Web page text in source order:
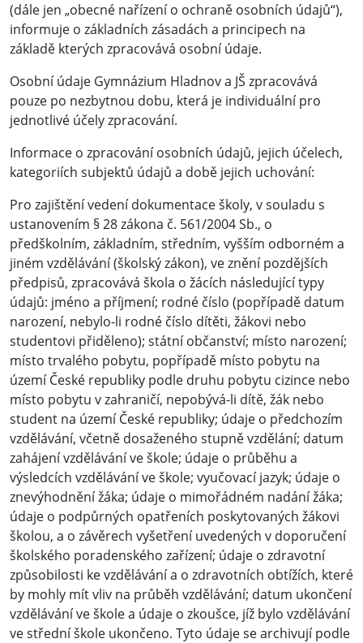
(dále jen „obecné nařízení o ochraně osobních údajů“),
informuje o základních zásadách a principech na
základě kterých zpracovává osobní údaje.
Osobní údaje Gymnázium Hladnov a JŠ zpracovává
pouze po nezbytnou dobu, která je individuální pro
jednotlivé účely zpracování.
Informace o zpracování osobních údajů, jejich účelech,
kategoriích subjektů údajů a době jejich uchování:
Pro zajištění vedení dokumentace školy, v souladu s
ustanovením § 28 zákona č. 561/2004 Sb., o
předškolním, základním, středním, vyšším odborném a
jiném vzdělávání (školský zákon), ve znění pozdějších
předpisů, zpracovává škola o žácích následující typy
údajů: jméno a příjmení; rodné číslo (popřípadě datum
narození, nebylo-li rodné číslo dítěti, žákovi nebo
studentovi přiděleno); státní občanství; místo narození;
místo trvalého pobytu, popřípadě místo pobytu na
území České republiky podle druhu pobytu cizince nebo
místo pobytu v zahraničí, nepobývá-li dítě, žák nebo
student na území České republiky; údaje o předchozím
vzdělávání, včetně dosaženého stupně vzdělání; datum
zahájení vzdělávání ve škole; údaje o průběhu a
výsledcích vzdělávání ve škole; vyučovací jazyk; údaje o
znevýhodnění žáka; údaje o mimořádném nadání žáka;
údaje o podpůrných opatřeních poskytovaných žákovi
školou, a o závěrech vyšetření uvedených v doporučení
školského poradenského zařízení; údaje o zdravotní
způsobilosti ke vzdělávání a o zdravotních obtížích, které
by mohly mít vliv na průběh vzdělávání; datum ukončení
vzdělávání ve škole a údaje o zkoušce, jíž bylo vzdělávání
ve střední škole ukončeno. Tyto údaje se archivují podle